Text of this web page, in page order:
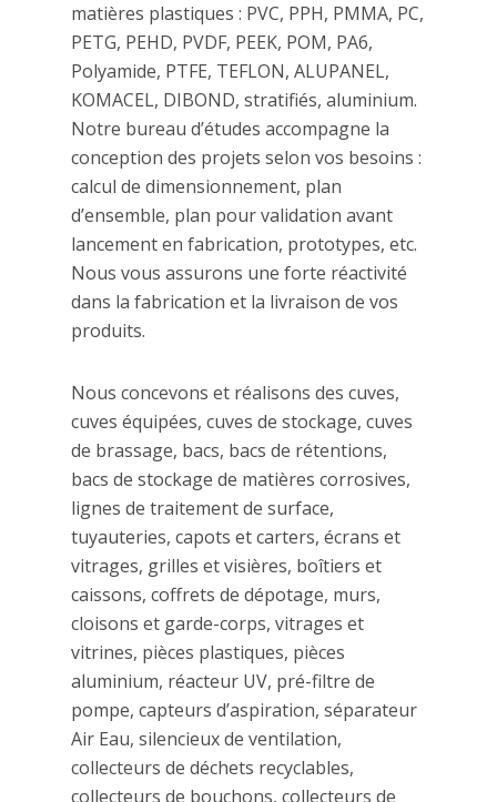
matières plastiques : PVC, PPH, PMMA, PC,
PETG, PEHD, PVDF, PEEK, POM, PA6,
Polyamide, PTFE, TEFLON, ALUPANEL,
KOMACEL, DIBOND, stratifiés, aluminium.
Notre bureau d’études accompagne la
conception des projets selon vos besoins :
calcul de dimensionnement, plan
d’ensemble, plan pour validation avant
lancement en fabrication, prototypes, etc.
Nous vous assurons une forte réactivité
dans la fabrication et la livraison de vos
produits.
Nous concevons et réalisons des cuves,
cuves équipées, cuves de stockage, cuves
de brassage, bacs, bacs de rétentions,
bacs de stockage de matières corrosives,
lignes de traitement de surface,
tuyauteries, capots et carters, écrans et
vitrages, grilles et visières, boîtiers et
caissons, coffrets de dépotage, murs,
cloisons et garde-corps, vitrages et
vitrines, pièces plastiques, pièces
aluminium, réacteur UV, pré-filtre de
pompe, capteurs d’aspiration, séparateur
Air Eau, silencieux de ventilation,
collecteurs de déchets recyclables,
collecteurs de bouchons, collecteurs de